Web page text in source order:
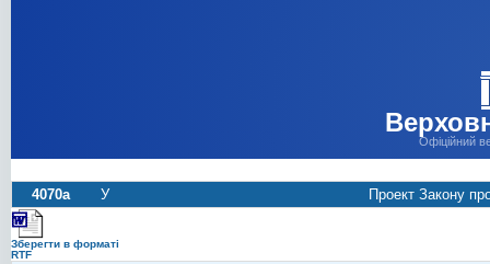
Офіційний
4070а У Проект Закону
Зберегти в форматі
RTF